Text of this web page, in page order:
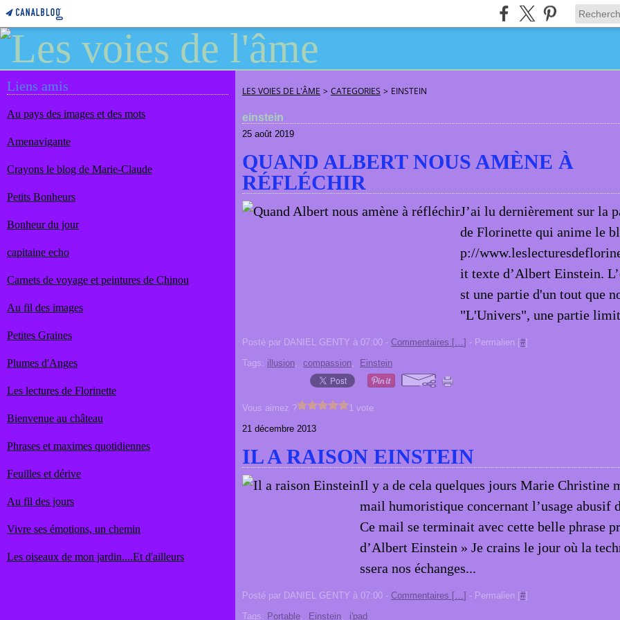
Liens amis
Au pays des images et des mots
Amenavigante
Crayons le blog de Marie-Claude
Petits Bonheurs
Bonheur du jour
capitaine echo
Carnets de voyage et peintures de Chinou
Au fil des images
Petites Graines
Plumes d'Anges
Les lectures de Florinette
Bienvenue au château
Phrases et maximes quotidiennes
Feuilles et dérive
Au fil des jours
Vivre ses émotions, un chemin
Les oiseaux de mon jardin....Et d'ailleurs
LES VOIES DE L'ÂME > CATEGORIES > EINSTEIN
einstein
25 août 2019
QUAND ALBERT NOUS AMÈNE À
RÉFLÉCHIR
J’ai lu dernièrement sur la
de Florinette qui anime le
p://
it texte d’Albert Einstein.
st une partie d'un tout que
"L'Univers", une partie
Posté par DANIEL GENTY à 07:00 - Commentaires […] - Permalien [#]
Tags: illusion, compassion, Einstein
Vous aimez ?
1 vote
21 décembre 2013
IL A RAISON EINSTEIN
Il y a de cela quelques jours Marie Christine
mail humoristique concernant l’usage abusif
Ce mail se terminait avec cette belle phrase
d’Albert Einstein » Je crains le jour où la
ssera nos échanges...
Posté par DANIEL GENTY à 07:00 - Commentaires […] - Permalien [#]
Tags: Portable, Einstein, i'pad